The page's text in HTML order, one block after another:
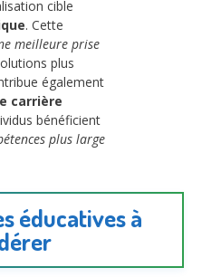
cible
. Cette
meilleure prise
plus
également
carrière
bénéficient
plus large
éducatives à